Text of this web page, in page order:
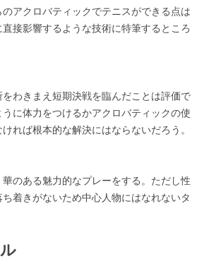
アクロバティックでテニスができる点は
接影響するような技術に特筆するところ
をわきまえ短期決戦を臨んだことは評価で
うに体力をつけるかアクロバティックの使
れば根本的な解決にはならないだろう。
のある魅力的なプレーをする。ただし性
着きがないため中心人物にはなれないタ